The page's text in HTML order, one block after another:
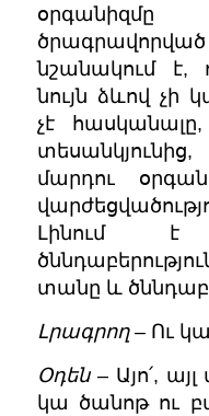
նշանակում է,
նույն ձևով չի
չէ
մարդու
Լինում է
տանը և
Լրագրող– Ու
Օդեն– Այո՛,
կա ծանոթ ու